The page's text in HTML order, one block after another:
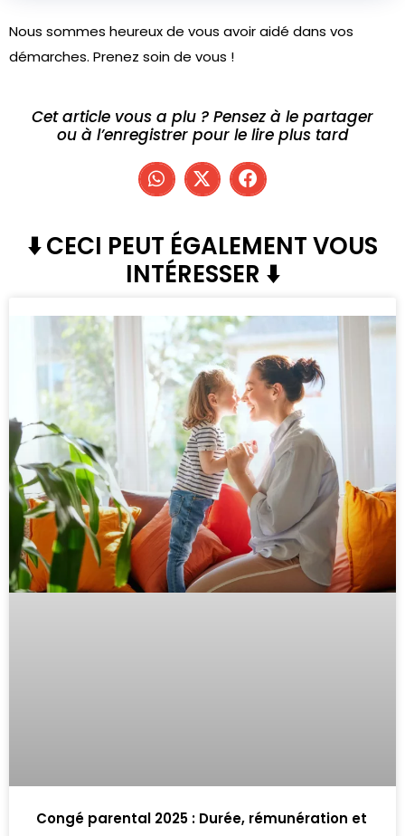
Nous sommes heureux de vous avoir aidé dans vos
démarches. Prenez soin de vous !
Cet article vous a plu ? Pensez à le partager
ou à l’enregistrer pour le lire plus tard
⬇️ CECI PEUT ÉGALEMENT VOUS
INTÉRESSER ⬇️
Congé parental 2025 : Durée, rémunération et